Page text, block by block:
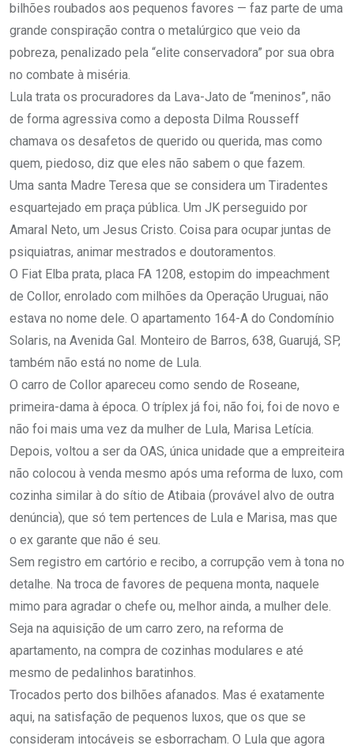
bilhões roubados aos pequenos favores — faz parte de uma
grande conspiração contra o metalúrgico que veio da
pobreza, penalizado pela “elite conservadora” por sua obra
no combate à miséria.
Lula trata os procuradores da Lava-Jato de “meninos”, não
de forma agressiva como a deposta Dilma Rousseff
chamava os desafetos de querido ou querida, mas como
quem, piedoso, diz que eles não sabem o que fazem.
Uma santa Madre Teresa que se considera um Tiradentes
esquartejado em praça pública. Um JK perseguido por
Amaral Neto, um Jesus Cristo. Coisa para ocupar juntas de
psiquiatras, animar mestrados e doutoramentos.
O Fiat Elba prata, placa FA 1208, estopim do impeachment
de Collor, enrolado com milhões da Operação Uruguai, não
estava no nome dele. O apartamento 164-A do Condomínio
Solaris, na Avenida Gal. Monteiro de Barros, 638, Guarujá, SP,
também não está no nome de Lula.
O carro de Collor apareceu como sendo de Roseane,
primeira-dama à época. O tríplex já foi, não foi, foi de novo e
não foi mais uma vez da mulher de Lula, Marisa Letícia.
Depois, voltou a ser da OAS, única unidade que a empreiteira
não colocou à venda mesmo após uma reforma de luxo, com
cozinha similar à do sítio de Atibaia (provável alvo de outra
denúncia), que só tem pertences de Lula e Marisa, mas que
o ex garante que não é seu.
Sem registro em cartório e recibo, a corrupção vem à tona no
detalhe. Na troca de favores de pequena monta, naquele
mimo para agradar o chefe ou, melhor ainda, a mulher dele.
Seja na aquisição de um carro zero, na reforma de
apartamento, na compra de cozinhas modulares e até
mesmo de pedalinhos baratinhos.
Trocados perto dos bilhões afanados. Mas é exatamente
aqui, na satisfação de pequenos luxos, que os que se
consideram intocáveis se esborracham. O Lula que agora